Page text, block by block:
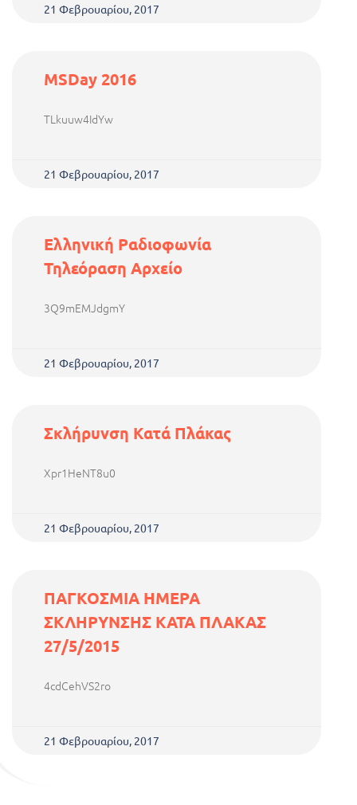
21 Φεβρουαρίου, 2017
MSDay 2016
TLkuuw4IdYw
21 Φεβρουαρίου, 2017
Ελληνική Ραδιοφωνία
Τηλεόραση Αρχείο
3Q9mEMJdgmY
21 Φεβρουαρίου, 2017
Σκλήρυνση Κατά Πλάκας
Xpr1HeNT8u0
21 Φεβρουαρίου, 2017
ΠΑΓΚΟΣΜΙΑ ΗΜΕΡΑ
ΣΚΛΗΡΥΝΣΗΣ ΚΑΤΑ ΠΛΑΚΑΣ
27/5/2015
4cdCehVS2ro
21 Φεβρουαρίου, 2017